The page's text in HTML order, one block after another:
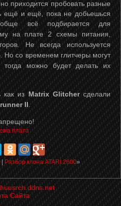
приходится пробовать разные
ещё и ещё, пока не добьешься
всё подбирается для
на плате 2 схемы питания,
Не всегда используется
Но со временем глитчеры могут
тогда можно будет делать их
из Matrix Glitcherсделали
II
плата
| Разбор клона ATARI 2600»
Сайта